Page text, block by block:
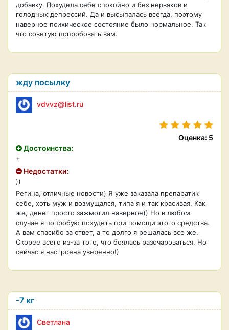
добавку. Похудела себе спокойно и без нервяков и
голодных депрессий. Да и высыпалась всегда, поэтому
наверное психическое состояние было нормальное. Так
что советую попробовать вам.
жду посылку
vdvvz@list.ru
Оценка: 5
Достоинства:
+
Недостатки:
))
Регина, отличные новости) Я уже заказала препаратик
себе, хоть муж и возмущался, типа я и так красивая. Как
же, денег просто зажмотил наверное)) Но в любом
случае я попробую похудеть при помощи этого средства.
А вам спасибо за ответ, а то долго я решалась все же.
Скорее всего из-за того, что боялась разочароваться. Но
сейчас я настроена уверенно!)
-7 кг
Светлана